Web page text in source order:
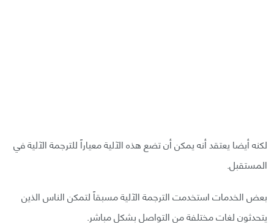
لكنه أيضا يعتقد أنه يمكن أن تضع هذه الآلية معياراً للترجمة الآلية في
المستقبل.
بعض الخدمات استخدمت الترجمة الآلية مسبقاً لتمكن الناس الذين
يتحدثون لغات مختلفة من التواصل بشكل مباشر.